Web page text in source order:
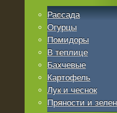
Рассада
Огурцы
Помидоры
В теплице
Бахчевые
Картофель
Лук и чеснок
Пряности и